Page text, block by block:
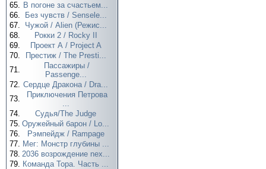
65. В погоне за счастьем...
66.
Без чувств / Sensele...
67.
Чужой / Alien (Режис...
68.
Рокки 2 / Rocky II
69.
Проект А / Project A
70.
Престиж / The Presti...
71.
Пассажиры /
Passenge...
72. Сердце Дракона / Dra...
73.
Приключения Петрова
...
74.
Судья/The Judge
75. Оружейный барон / Lo...
76.
Рэмпейдж / Rampage
77. Мег: Монстр глубины ...
78. 2036 возрождение nex...
79. Команда Тора. Часть ...